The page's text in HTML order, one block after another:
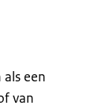
een
van